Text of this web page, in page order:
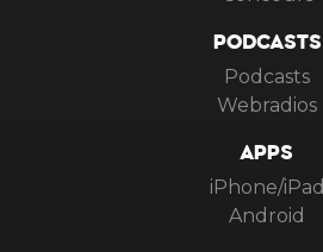
PODCASTS
Podcasts
Webradios
APPS
iPhone/iPad
Android